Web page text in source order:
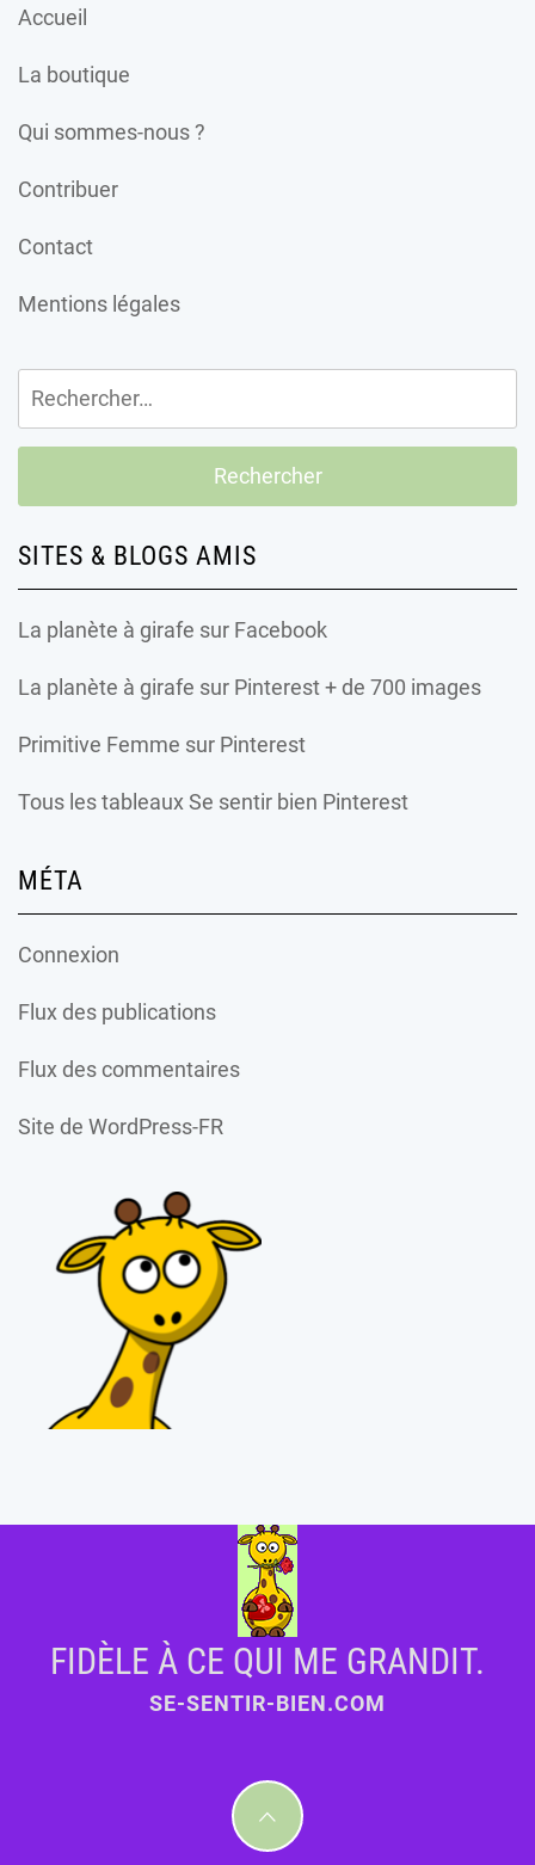
Accueil
La boutique
Qui sommes-nous ?
Contribuer
Contact
Mentions légales
Rechercher :
SITES & BLOGS AMIS
La planète à girafe sur Facebook
La planète à girafe sur Pinterest + de 700 images
Primitive Femme sur Pinterest
Tous les tableaux Se sentir bien Pinterest
MÉTA
Connexion
Flux des publications
Flux des commentaires
Site de WordPress-FR
FIDÈLE À CE QUI ME GRANDIT.
SE-SENTIR-BIEN.COM